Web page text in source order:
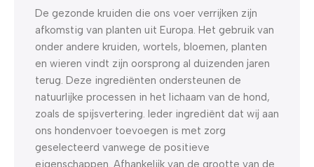
De gezonde kruiden die ons voer verrijken zijn
afkomstig van planten uit Europa. Het gebruik van
onder andere kruiden, wortels, bloemen, planten
en wieren vindt zijn oorsprong al duizenden jaren
terug. Deze ingrediënten ondersteunen de
natuurlijke processen in het lichaam van de hond,
zoals de spijsvertering. Ieder ingrediënt dat wij aan
ons hondenvoer toevoegen is met zorg
geselecteerd vanwege de positieve
eigenschappen. Afhankelijk van de grootte van de